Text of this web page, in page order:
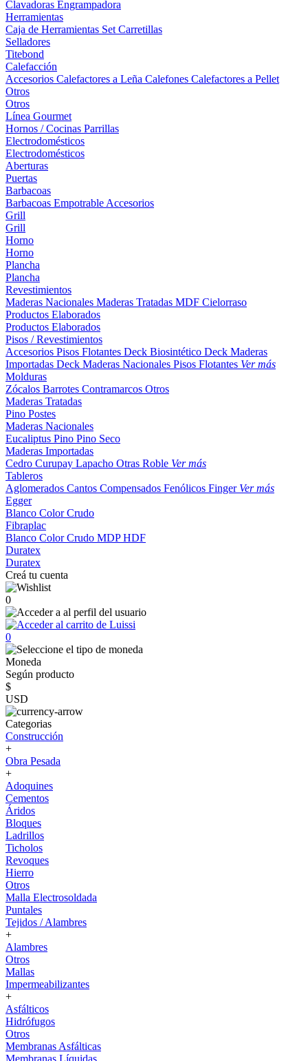
Clavadoras Engrampadora
Herramientas
Caja de Herramientas Set Carretillas
Selladores
Titebond
Calefacción
Accesorios Calefactores a Leña Calefones Calefactores a Pellet
Otros
Otros
Línea Gourmet
Hornos / Cocinas Parrillas
Electrodomésticos
Electrodomésticos
Aberturas
Puertas
Barbacoas
Barbacoas Empotrable Accesorios
Grill
Grill
Horno
Horno
Plancha
Plancha
Revestimientos
Maderas Nacionales Maderas Tratadas MDF Cielorraso
Productos Elaborados
Productos Elaborados
Pisos / Revestimientos
Accesorios Pisos Flotantes Deck Biosintético Deck Maderas
Importadas Deck Maderas Nacionales Pisos Flotantes Ver más
Molduras
Zócalos Barrotes Contramarcos Otros
Maderas Tratadas
Pino Postes
Maderas Nacionales
Eucaliptus Pino Pino Seco
Maderas Importadas
Cedro Curupay Lapacho Otras Roble Ver más
Tableros
Aglomerados Cantos Compensados Fenólicos Finger Ver más
Egger
Blanco ColorCrudo
Fibraplac
Blanco ColorCrudo MDPHDF
Duratex
Duratex
Creá tu cuenta
0
0
Moneda
Según producto
$
USD
Categorias
Construcción
+
Obra Pesada
+
Adoquines
Cementos
Áridos
Bloques
Ladrillos
Ticholos
Revoques
Hierro
Otros
Malla Electrosoldada
Puntales
Tejidos / Alambres
+
Alambres
Otros
Mallas
Impermeabilizantes
+
Asfálticos
Hidrófugos
Otros
Membranas Asfálticas
Membranas Líquidas